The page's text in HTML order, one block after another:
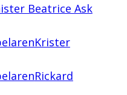
Beatrice Ask
Krister
Rickard